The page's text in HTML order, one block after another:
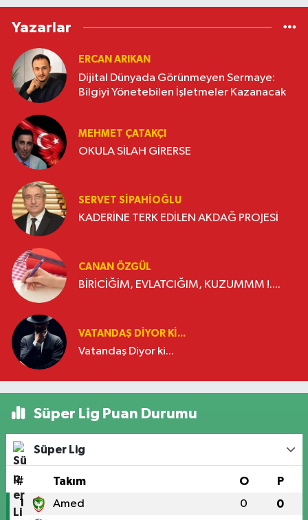
Yazarlar
ERCAN ARIKAN
Dijital Dünyada Görünmeyen Sermaye:
Bilgiyi Yönetebilen İşletmeler Kazanacak
MEHMET ÇATAKÇI
OKULA SİLAH GİRERSE
SERVET SİPAHİOĞLU
KADERİNE TERK EDİLEN AKDAĞ PROJESİ
CANAN ÖZGÜL
BİRİCİĞİM, EVLATCIĞIM, KUZUMMM !....
VATANDAŞ DIYOR KI...
Vatandaş Diyor ki...
Süper Lig Puan Durumu
Süper Lig
# Takım O P
1 Amed 0 0